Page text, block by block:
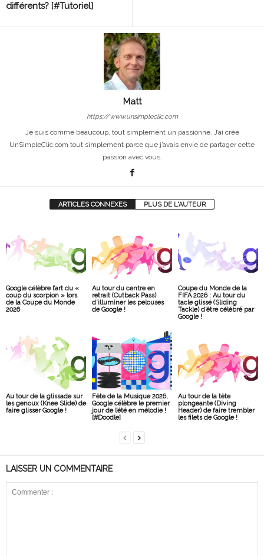
différents? [#Tutoriel]
Matt
https://www.unsimpleclic.com
Je suis comme beaucoup, tout simplement un passionné. J’ai créé
UnSimpleClic.com tout simplement parce que j’avais envie de partager cette
passion avec vous.
ARTICLES CONNEXES PLUS DE L'AUTEUR
Google célèbre l’art du «
coup du scorpion » lors
de la Coupe du Monde
2026
Au tour du centre en
retrait (Cutback Pass)
d’illuminer les pelouses
de Google !
Coupe du Monde de la
FIFA 2026 : Au tour du
tacle glissé (Sliding
Tackle) d’être célébré par
Google !
Au tour de la glissade sur
les genoux (Knee Slide) de
faire glisser Google !
Fête de la Musique 2026,
Google célèbre le premier
jour de l’été en mélodie !
[#Doodle]
Au tour de la tête
plongeante (Diving
Header) de faire trembler
les filets de Google !
LAISSER UN COMMENTAIRE